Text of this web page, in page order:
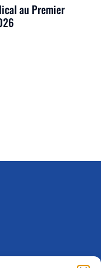
au Premier